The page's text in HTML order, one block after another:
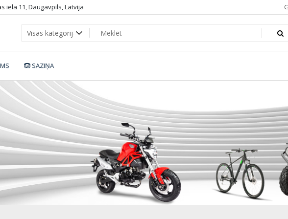
iela 11, Daugavpils, Latvija
SAZIŅA
Bike-DHS-Cruiser-